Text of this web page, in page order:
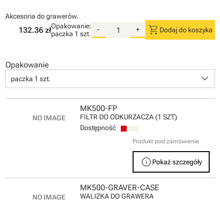
Akcesoria do grawerów.
132.36 złOpakowanie:
paczka 1 szt.
- + shopping_cart Dodaj do koszyka
Opakowanie
paczka 1 szt. keyboard_arrow_down
MK500-FP
FILTR DO ODKURZACZA (1 SZT)
Dostępność
Produkt pod zamówienie
info Pokaż szczegóły
MK500-GRAVER-CASE
WALIZKA DO GRAWERA